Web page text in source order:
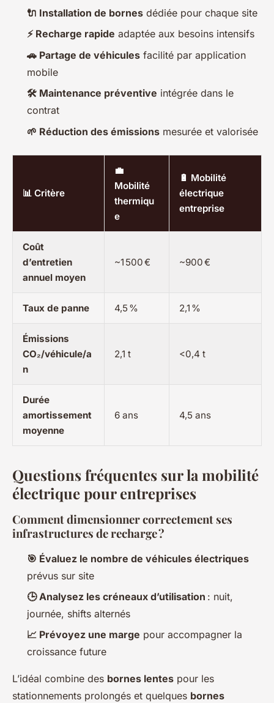
🔌 Installation de bornes dédiée pour chaque site
⚡ Recharge rapide adaptée aux besoins intensifs
🚗 Partage de véhicules facilité par application
mobile
🛠️ Maintenance préventive intégrée dans le
contrat
🌱 Réduction des émissions mesurée et valorisée
📊 Critère
💼
Mobilité
thermiqu
e
🔋 Mobilité
électrique
entreprise
Coût
d’entretien
annuel moyen
~1 500 € ~900 €
Taux de panne 4,5 % 2,1 %
Émissions
CO₂/véhicule/a
n
2,1 t <0,4 t
Durée
amortissement
moyenne
6 ans 4,5 ans
Questions fréquentes sur la mobilité
électrique pour entreprises
Comment dimensionner correctement ses
infrastructures de recharge ?
🎯 Évaluez le nombre de véhicules électriques
prévus sur site
🕒 Analysez les créneaux d’utilisation : nuit,
journée, shifts alternés
📈 Prévoyez une marge pour accompagner la
croissance future
L’idéal combine des bornes lentes pour les
stationnements prolongés et quelques bornes